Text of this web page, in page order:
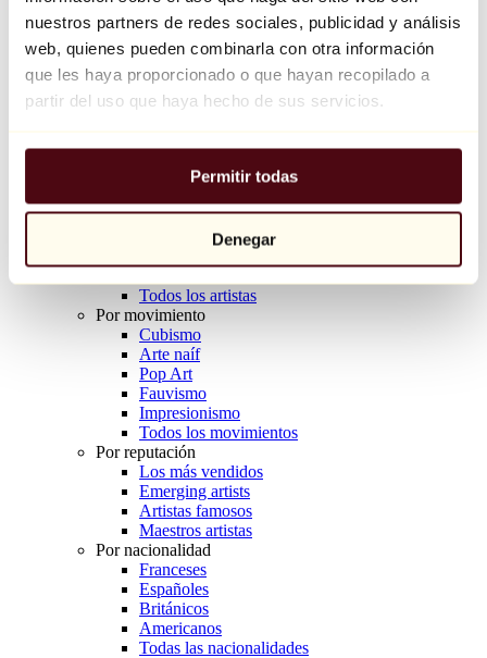
nuestros partners de redes sociales, publicidad y análisis
web, quienes pueden combinarla con otra información
que les haya proporcionado o que hayan recopilado a
partir del uso que haya hecho de sus servicios.
Permitir todas
Denegar
Balloon Dog (Orange)
Jeff Koons
10.000 €
Explorar
Todos los escultores
Todos los fotógrafos
Todos los artistas
Por movimiento
Cubismo
Arte naíf
Pop Art
Fauvismo
Impresionismo
Todos los movimientos
Por reputación
Los más vendidos
Emerging artists
Artistas famosos
Maestros artistas
Por nacionalidad
Franceses
Españoles
Británicos
Americanos
Todas las nacionalidades